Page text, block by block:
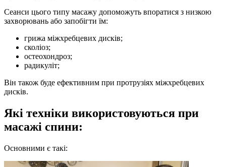
Сеанси цього типу масажу допоможуть впоратися з низкою
захворювань або запобігти їм:
грижа міжхребцевих дисків;
сколіоз;
остеохондроз;
радикуліт;
Він також буде ефективним при протрузіях міжхребцевих
дисків.
Які техніки використовуються при
масажі спини:
Основними є такі: